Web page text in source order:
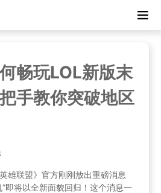
畅玩LOL新版末
手教你突破地区
雄联盟》官方刚刚放出重磅消息
将以全新面貌回归！这个消息一